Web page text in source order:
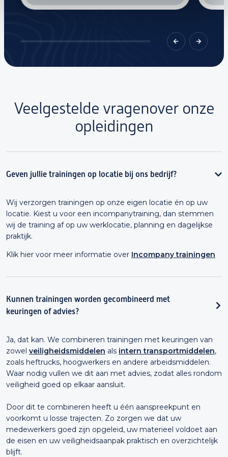
Veelgestelde vragenover onze
opleidingen
Geven jullie trainingen op locatie bij ons bedrijf?
Wij verzorgen trainingen op onze eigen locatie én op uw
locatie. Kiest u voor een incompanytraining, dan stemmen
wij de training af op uw werklocatie, planning en dagelijkse
praktijk.
Klik hier voor meer informatie over Incompany trainingen
Kunnen trainingen worden gecombineerd met
keuringen of advies?
Ja, dat kan. We combineren trainingen met keuringen van
zowel veiligheidsmiddelen als intern transportmiddelen,
zoals heftrucks, hoogwerkers en andere arbeidsmiddelen.
Waar nodig vullen we dit aan met advies, zodat alles rondom
veiligheid goed op elkaar aansluit.
Door dit te combineren heeft u één aanspreekpunt en
voorkomt u losse trajecten. Zo zorgen we dat uw
medewerkers goed zijn opgeleid, uw materieel voldoet aan
de eisen en uw veiligheidsaanpak praktisch en overzichtelijk
blijft.